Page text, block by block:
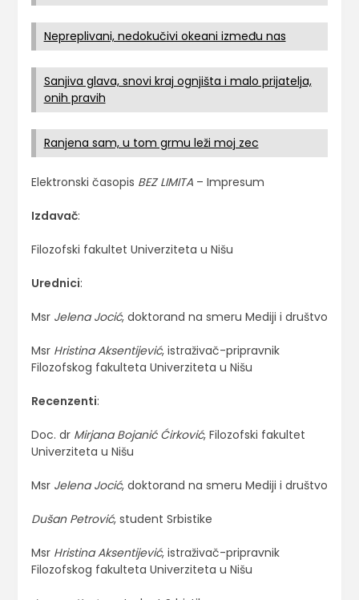
Nepreplivani, nedokučivi okeani između nas
Sanjiva glava, snovi kraj ognjišta i malo prijatelja,
onih pravih
Ranjena sam, u tom grmu leži moj zec
Elektronski časopis BEZ LIMITA– Impresum
Izdavač:
Filozofski fakultet Univerziteta u Nišu
Urednici:
Msr Jelena Jocić, doktorand na smeru Mediji i društvo
Msr Hristina Aksentijević, istraživač-pripravnik
Filozofskog fakulteta Univerziteta u Nišu
Recenzenti:
Doc. dr Mirjana Bojanić Ćirković, Filozofski fakultet
Univerziteta u Nišu
Msr Jelena Jocić, doktorand na smeru Mediji i društvo
Dušan Petrović, student Srbistike
Msr Hristina Aksentijević, istraživač-pripravnik
Filozofskog fakulteta Univerziteta u Nišu